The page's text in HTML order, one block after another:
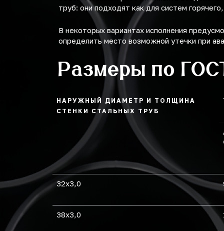
труб: они подходят как для систем
В некоторых вариантах исполнения
определить место возможной утечки при
Размеры по
НАРУЖНЫЙ ДИАМЕТР И ТОЛЩИНА
СТЕНКИ СТАЛЬНЫХ ТРУБ
32х3,0
38х3,0